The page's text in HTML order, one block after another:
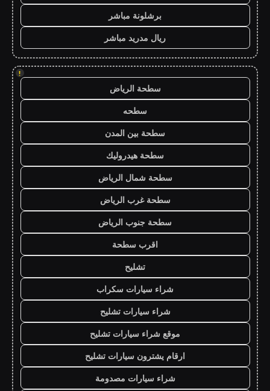
برشلونة مباشر
ريال مدريد مباشر
!
سطحة الرياض
سطحه
سطحة بين المدن
سطحة هيدروليك
سطحة شمال الرياض
سطحة غرب الرياض
سطحة جنوب الرياض
اقرب سطحة
تشليح
شراء سيارات سكراب
شراء سيارات تشليح
موقع شراء سيارات تشليح
ارقام يشترون سيارات تشليح
شراء سيارات مصدومة